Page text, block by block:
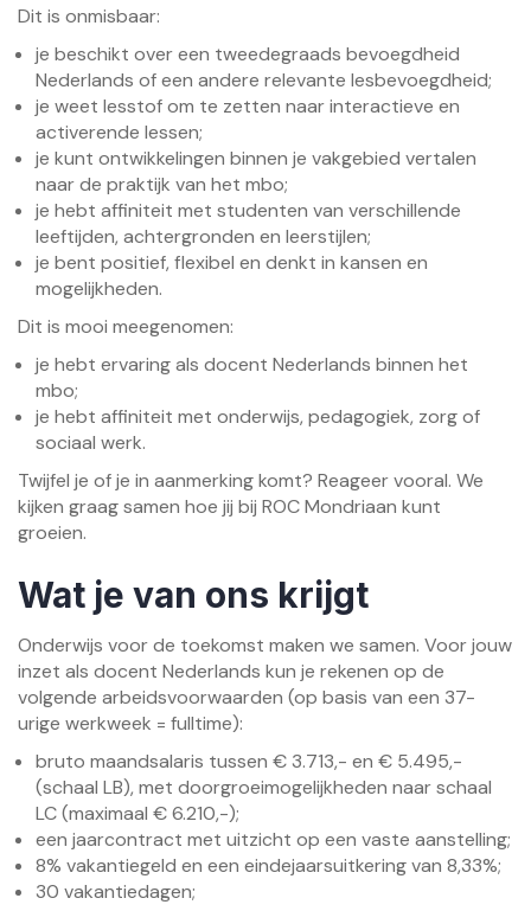
Dit is onmisbaar:
je beschikt over een tweedegraads bevoegdheid
Nederlands of een andere relevante lesbevoegdheid;
je weet lesstof om te zetten naar interactieve en
activerende lessen;
je kunt ontwikkelingen binnen je vakgebied vertalen
naar de praktijk van het mbo;
je hebt affiniteit met studenten van verschillende
leeftijden, achtergronden en leerstijlen;
je bent positief, flexibel en denkt in kansen en
mogelijkheden.
Dit is mooi meegenomen:
je hebt ervaring als docent Nederlands binnen het
mbo;
je hebt affiniteit met onderwijs, pedagogiek, zorg of
sociaal werk.
Twijfel je of je in aanmerking komt? Reageer vooral. We
kijken graag samen hoe jij bij ROC Mondriaan kunt
groeien.
Wat je van ons krijgt
Onderwijs voor de toekomst maken we samen. Voor jouw
inzet als docent Nederlands kun je rekenen op de
volgende arbeidsvoorwaarden (op basis van een 37-
urige werkweek = fulltime):
bruto maandsalaris tussen € 3.713,- en € 5.495,-
(schaal LB), met doorgroeimogelijkheden naar schaal
LC (maximaal € 6.210,-);
een jaarcontract met uitzicht op een vaste aanstelling;
8% vakantiegeld en een eindejaarsuitkering van 8,33%;
30 vakantiedagen;